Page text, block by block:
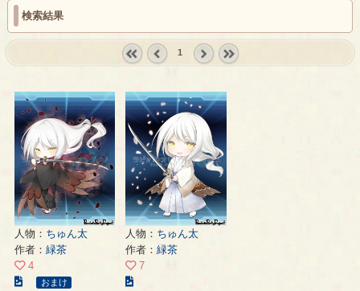
検索結果
1
人物： ちゅん太
作者： 緑茶
4
こ おまけ
人物： ちゅん太
作者：緑茶
7